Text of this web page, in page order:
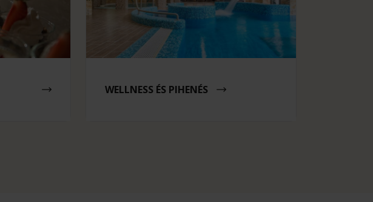
WELLNESS ÉS PIHENÉS